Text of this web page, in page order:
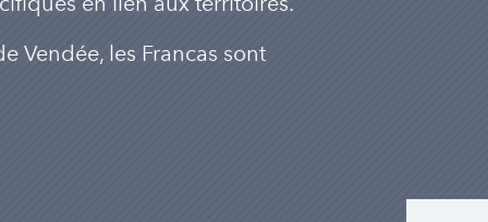
Vendée, les Francas sont